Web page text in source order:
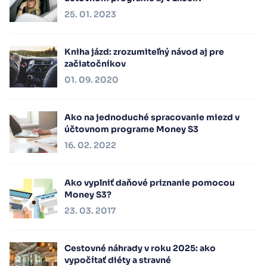
25. 01. 2023
Kniha jázd: zrozumiteľný návod aj pre
začiatočníkov
01. 09. 2020
Ako na jednoduché spracovanie miezd v
účtovnom programe Money S3
16. 02. 2022
Ako vyplniť daňové priznanie pomocou
Money S3?
23. 03. 2017
Cestovné náhrady v roku 2025: ako
vypočítať diéty a stravné